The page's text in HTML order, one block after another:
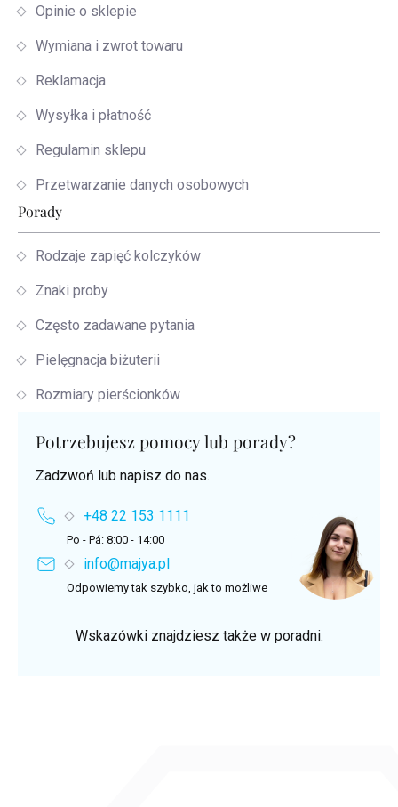
Opinie o sklepie
Wymiana i zwrot towaru
Reklamacja
Wysyłka i płatność
Regulamin sklepu
Przetwarzanie danych osobowych
Porady
Rodzaje zapięć kolczyków
Znaki proby
Często zadawane pytania
Pielęgnacja biżuterii
Rozmiary pierścionków
Potrzebujesz pomocy lub porady?
Zadzwoń lub napisz do nas.
+48 22 153 1111
Po - Pá: 8:00 - 14:00
info@majya.pl
Odpowiemy tak szybko, jak to możliwe
Wskazówki znajdziesz także w poradni.